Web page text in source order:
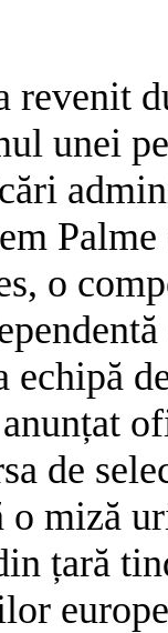
revenit
unei
o
echipă
de
miză
țară